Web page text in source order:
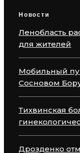
Новости
Ленобласть
для жителей
Мобильный
Сосновом
Тихвинская
Дрозденко